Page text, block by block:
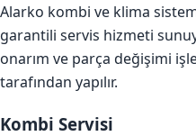
Alarko kombi ve klima
garantili servis hizmeti
onarım ve parça değişimi
tarafından yapılır.
Kombi Servisi